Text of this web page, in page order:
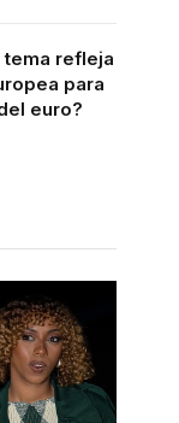
tema refleja
para
euro?